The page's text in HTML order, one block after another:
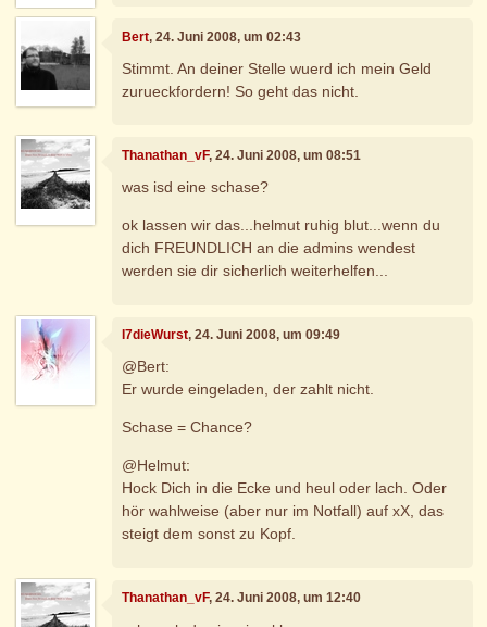
Bert, 24. Juni 2008, um 02:43
Stimmt. An deiner Stelle wuerd ich mein Geld
zurueckfordern! So geht das nicht.
Thanathan_vF, 24. Juni 2008, um 08:51
was isd eine schase?
ok lassen wir das...helmut ruhig blut...wenn du
dich FREUNDLICH an die admins wendest
werden sie dir sicherlich weiterhelfen...
I7dieWurst, 24. Juni 2008, um 09:49
@Bert:
Er wurde eingeladen, der zahlt nicht.
Schase = Chance?
@Helmut:
Hock Dich in die Ecke und heul oder lach. Oder
hör wahlweise (aber nur im Notfall) auf xX, das
steigt dem sonst zu Kopf.
Thanathan_vF, 24. Juni 2008, um 12:40